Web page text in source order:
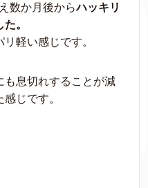
数か月後からハッキリ
。
軽い感じです。
も息切れすることが減
じです。